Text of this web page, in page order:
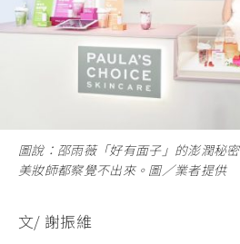
圖說：邵雨薇「好有面子」的澎潤秘
美妝師都察覺不出來。圖／業者提供
文/ 謝振維